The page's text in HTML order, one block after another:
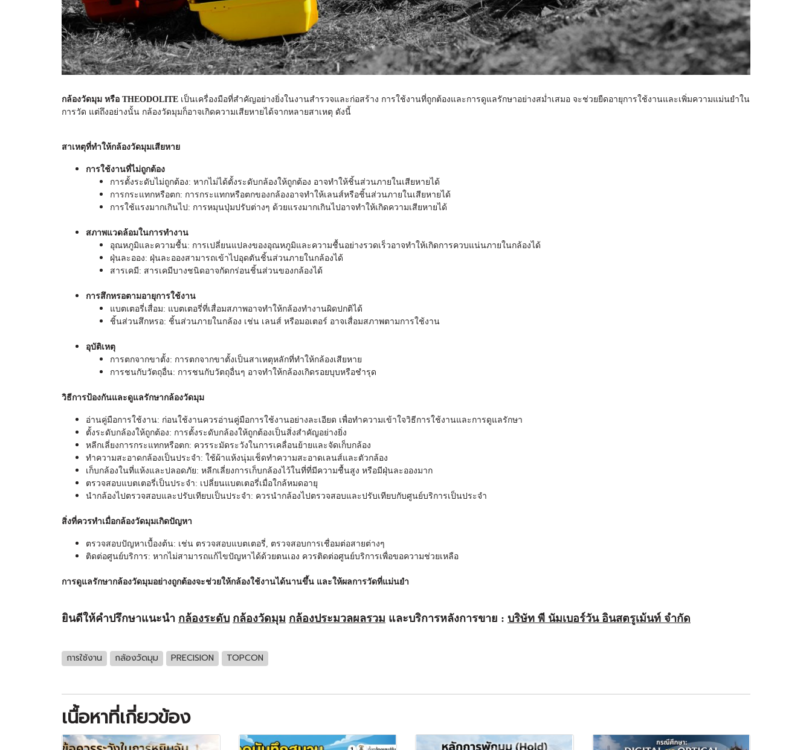
กล้องวัดมุม หรือ THEODOLITE เป็นเครื่องมือที่สำคัญอย่างยิ่งในงานสำรวจและก่อสร้าง การใช้งานที่ถูกต้องและการดูแลรักษาอย่างสม่ำเสมอ จะช่วยยืดอายุการใช้งานและเพิ่มความแม่นยำใน
การวัด แต่ถึงอย่างนั้น กล้องวัดมุมก็อาจเกิดความเสียหายได้จากหลายสาเหตุ ดังนี้
สาเหตุที่ทำให้กล้องวัดมุมเสียหาย
การใช้งานที่ไม่ถูกต้อง
การตั้งระดับไม่ถูกต้อง: หากไม่ได้ตั้งระดับกล้องให้ถูกต้อง อาจทำให้ชิ้นส่วนภายในเสียหายได้
การกระแทกหรือตก: การกระแทกหรือตกของกล้องอาจทำให้เลนส์หรือชิ้นส่วนภายในเสียหายได้
การใช้แรงมากเกินไป: การหมุนปุ่มปรับต่างๆ ด้วยแรงมากเกินไปอาจทำให้เกิดความเสียหายได้
สภาพแวดล้อมในการทำงาน
อุณหภูมิและความชื้น: การเปลี่ยนแปลงของอุณหภูมิและความชื้นอย่างรวดเร็วอาจทำให้เกิดการควบแน่นภายในกล้องได้
ฝุ่นละออง: ฝุ่นละอองสามารถเข้าไปอุดตันชิ้นส่วนภายในกล้องได้
สารเคมี: สารเคมีบางชนิดอาจกัดกร่อนชิ้นส่วนของกล้องได้
การสึกหรอตามอายุการใช้งาน
แบตเตอรี่เสื่อม: แบตเตอรี่ที่เสื่อมสภาพอาจทำให้กล้องทำงานผิดปกติได้
ชิ้นส่วนสึกหรอ: ชิ้นส่วนภายในกล้อง เช่น เลนส์ หรือมอเตอร์ อาจเสื่อมสภาพตามการใช้งาน
อุบัติเหตุ
การตกจากขาตั้ง: การตกจากขาตั้งเป็นสาเหตุหลักที่ทำให้กล้องเสียหาย
การชนกับวัตถุอื่น: การชนกับวัตถุอื่นๆ อาจทำให้กล้องเกิดรอยบุบหรือชำรุด
วิธีการป้องกันและดูแลรักษากล้องวัดมุม
อ่านคู่มือการใช้งาน: ก่อนใช้งานควรอ่านคู่มือการใช้งานอย่างละเอียด เพื่อทำความเข้าใจวิธีการใช้งานและการดูแลรักษา
ตั้งระดับกล้องให้ถูกต้อง: การตั้งระดับกล้องให้ถูกต้องเป็นสิ่งสำคัญอย่างยิ่ง
หลีกเลี่ยงการกระแทกหรือตก: ควรระมัดระวังในการเคลื่อนย้ายและจัดเก็บกล้อง
ทำความสะอาดกล้องเป็นประจำ: ใช้ผ้าแห้งนุ่มเช็ดทำความสะอาดเลนส์และตัวกล้อง
เก็บกล้องในที่แห้งและปลอดภัย: หลีกเลี่ยงการเก็บกล้องไว้ในที่ที่มีความชื้นสูง หรือมีฝุ่นละอองมาก
ตรวจสอบแบตเตอรี่เป็นประจำ: เปลี่ยนแบตเตอรี่เมื่อใกล้หมดอายุ
นำกล้องไปตรวจสอบและปรับเทียบเป็นประจำ: ควรนำกล้องไปตรวจสอบและปรับเทียบกับศูนย์บริการเป็นประจำ
สิ่งที่ควรทำเมื่อกล้องวัดมุมเกิดปัญหา
ตรวจสอบปัญหาเบื้องต้น: เช่น ตรวจสอบแบตเตอรี่, ตรวจสอบการเชื่อมต่อสายต่างๆ
ติดต่อศูนย์บริการ: หากไม่สามารถแก้ไขปัญหาได้ด้วยตนเอง ควรติดต่อศูนย์บริการเพื่อขอความช่วยเหลือ
การดูแลรักษากล้องวัดมุมอย่างถูกต้องจะช่วยให้กล้องใช้งานได้นานขึ้น และให้ผลการวัดที่แม่นยำ
ยินดีให้คำปรึกษาแนะนำ กล้องระดับ กล้องวัดมุม กล้องประมวลผลรวม และบริการหลังการขาย : บริษัท พี นัมเบอร์วัน อินสตรูเม้นท์ จำกัด
การใช้งาน กล้องวัดมุม PRECISION TOPCON
เนื้อหาที่เกี่ยวข้อง